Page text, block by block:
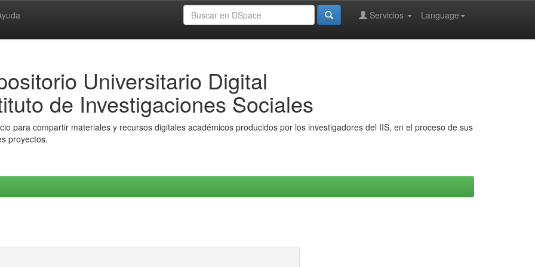
Language
Servicios
Universitario Digital
de Investigaciones Sociales
para compartir materiales y recursos digitales académicos producidos por los investigadores del IIS, en el proceso de sus
proyectos.